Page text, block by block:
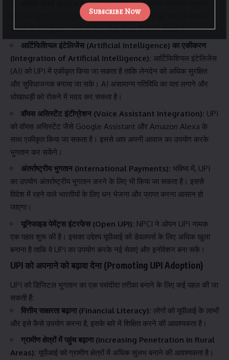
अधिक सेवाएं (More Services):UPI को न केवल व्यक्तिगत भुगतान
और बिल भुगतान के लिए बल्कि निवेश, बीमा खरीदने और यहां तक कि सरकारी
सेवाओं के लिए भुगतान करने के लिए भी इस्तेमाल किया जा सकता है।
आर्टिफिशियल इंटेलिजेंस (Artificial Intelligence) का एकीकरण
(Integration of Artificial Intelligence): आर्टिफिशियल इंटेलिजेंस
(AI) को UPI में एकीकृत किया जा सकता है ताकि लेनदेन को अधिक सुरक्षित
और सुविधाजनक बनाया जा सके। AI असामान्य गतिविधि का पता लगाने और
धोखाधड़ी को रोकने में मदद कर सकता है।
वॉयस असिस्टेंट इंटीग्रेशन (Voice Assistant Integration): UPI
को वॉयस असिस्टेंट जैसे Google Assistant और Amazon Alexa के
साथ एकीकृत किया जा सकता है। इससे आप अपनी आवाज का उपयोग करके
भुगतान कर सकेंगे।
अंतर्राष्ट्रीय भुगतान (International Payments): भविष्य में, UPI
का उपयोग अंतर्राष्ट्रीय भुगतान करने के लिए भी किया जा सकता है। इससे
विदेश में रहने वाले भारतीयों के लिए धन भेजना और प्राप्त करना आसान हो
जाएगा।
यूनिफाइड पेमेंट्स इंटरफेस (Open UPI): NPCI ने ओपन UPI नामक
एक पहल शुरू की है। इसका उद्देश्य यूपीआई को डेवलपर्स के लिए अधिक खुला
बनाना है ताकि वे UPI का उपयोग करके नई सेवाएं और इनोवेशन बना सकें।
UPI को अपनाने को बढ़ावा देना (Promoting UPI Adoption)
UPI को डिजिटल भुगतान का एक पसंदीदा तरीका बनाने के लिए कई पहल की जा
सकती हैं:
वित्तीय साक्षरता बढ़ाना (Financial Literacy): लोगों को यूपीआई के लाभों
और इसे कैसे उपयोग करना है, इसके बारे में शिक्षित करने की आवश्यकता है।
ग्रामीण क्षेत्रों में पहुंच बढ़ाना (Increasing Penetration in Rural
Areas): यूपीआई को ग्रामीण क्षेत्रों में अधिक सुलभ बनाने की आवश्यकता है।
Subscribe Now